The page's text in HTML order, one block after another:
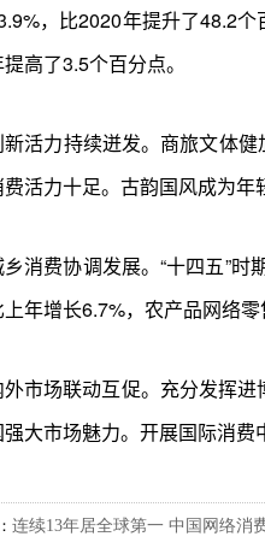
，比2020年提升了48.2
高了3.5个百分点。
新活力持续迸发。商旅文体
活力十足。古韵国风成为年
消费协调发展。“十四五”
上年增长6.7%，农产品网络
外市场联动互促。充分发挥
强大市场魅力。开展国际消费
连续13年居全球第一 中国网络消